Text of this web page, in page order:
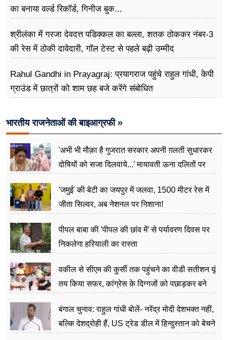
का बनाया वर्ल्ड रिकॉर्ड, गिनीज बुक...
श्रीलंका में गरजा देवदत्त पडिक्कल का बल्ला, शतक ठोककर नंबर-3
की रेस में ठोकी दावेदारी, गॉल टेस्ट से पहले बढ़ी उम्मीद
Rahul Gandhi in Prayagraj: प्रयागराज पहुंचे राहुल गांधी, केपी
ग्राउंड में छात्रों को शाम छह बजे करेंगे संबोधित
भारतीय राजनेताओं की बाइआग्रफी »
'अभी भी मौक़ा है गुजरात सरकार अपनी ग़लती सुधारकर
दोषियों को सजा दिलवाये...' मायावती ऊना दलितों पर
'जमुई' की बेटी का जयपुर में जलवा, 1500 मीटर रेस में
जीता सिल्वर, अब नेशनल पर निशाना!
पीपल बाबा की 'पीपल की छांव में' से पर्यावरण दिवस पर
निकलेगा हरियाली का रास्ता
वकील से सीएम की कुर्सी तक पहुंचने का वीडी सतीशन यूं
तय किया सफर, कांग्रेस के दिग्गजों को पछाड़कर बने
बंगाल चुनाव: राहुल गांधी बोलें- नरेंद्र मोदी देशभक्त नहीं,
बल्कि देशद्रोही हैं, US ट्रेड डील में हिन्दुस्तान को बेचने